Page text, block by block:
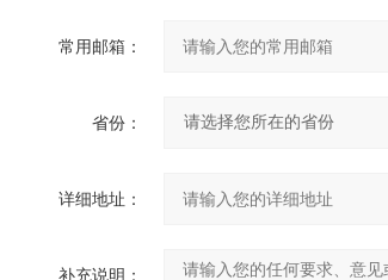
常用邮箱：
省份：
详细地址：
补充说明：